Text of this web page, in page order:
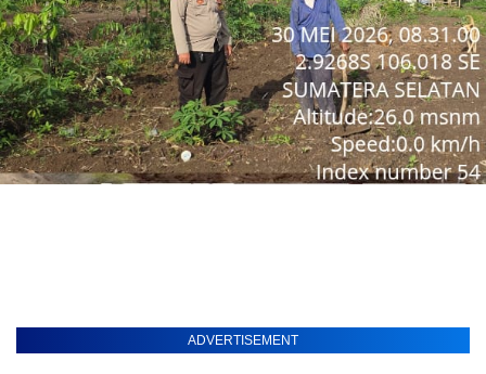
ADVERTISEMENT